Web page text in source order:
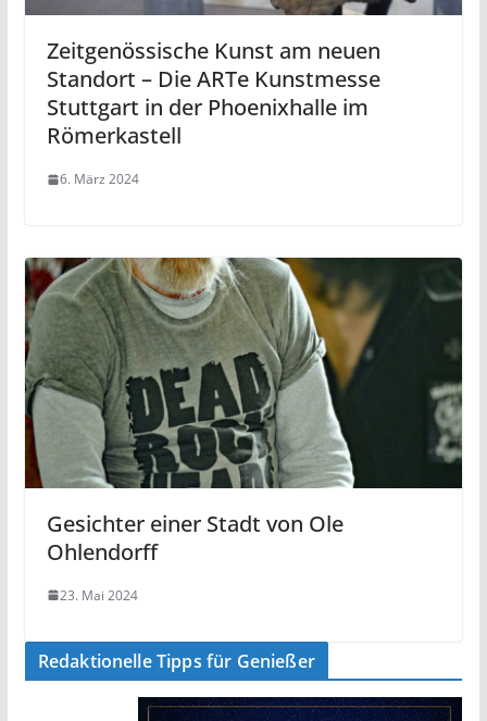
Zeitgenössische Kunst am neuen
Standort – Die ARTe Kunstmesse
Stuttgart in der Phoenixhalle im
Römerkastell
6. März 2024
Gesichter einer Stadt von Ole
Ohlendorff
23. Mai 2024
Redaktionelle Tipps für Genießer